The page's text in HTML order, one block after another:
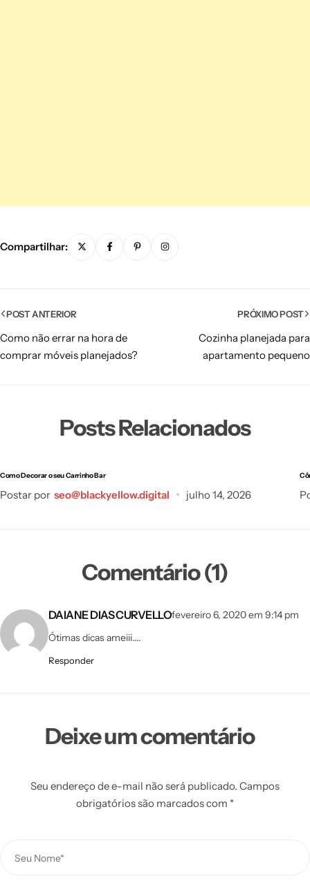
Compartilhar:
POST ANTERIOR
Como não errar na hora de
comprar móveis planejados?
PRÓXIMO POST
Cozinha planejada para
apartamento pequeno
Posts Relacionados
Como Decorar o seu Carrinho Bar
Postar por seo@blackyellow.digital julho 14, 2026
Comentário (1)
DAIANE DIAS CURVELLOfevereiro 6, 2020 em 9:14 pm
Ótimas dicas ameiii....
Responder
Deixe um comentário
Seu endereço de e-mail não será publicado. Campos
obrigatórios são marcados com *